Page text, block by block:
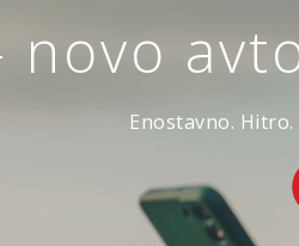
novo
Enostavno.
Ker ste sklenili,